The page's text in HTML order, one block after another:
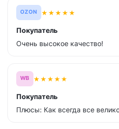
OZON ★★★★★
Покупатель
Очень высокое качество!
WB ★★★★★
Покупатель
Плюсы: Как всегда все